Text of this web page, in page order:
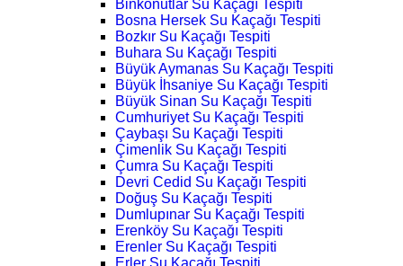
Binkonutlar Su Kaçağı Tespiti
Bosna Hersek Su Kaçağı Tespiti
Bozkır Su Kaçağı Tespiti
Buhara Su Kaçağı Tespiti
Büyük Aymanas Su Kaçağı Tespiti
Büyük İhsaniye Su Kaçağı Tespiti
Büyük Sinan Su Kaçağı Tespiti
Cumhuriyet Su Kaçağı Tespiti
Çaybaşı Su Kaçağı Tespiti
Çimenlik Su Kaçağı Tespiti
Çumra Su Kaçağı Tespiti
Devri Cedid Su Kaçağı Tespiti
Doğuş Su Kaçağı Tespiti
Dumlupınar Su Kaçağı Tespiti
Erenköy Su Kaçağı Tespiti
Erenler Su Kaçağı Tespiti